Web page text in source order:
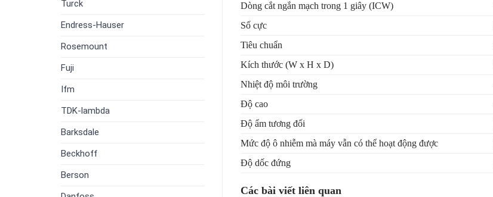
Turck
Endress-Hauser
Rosemount
Fuji
Ifm
TDK-lambda
Barksdale
Beckhoff
Berson
Dòng cắt ngắn mạch trong 1 giây (ICW)
Số cực
Tiêu chuẩn
Kích thước (W x H x D)
Nhiệt độ môi trường
Độ cao
Độ ẩm tương đối
Mức độ ô nhiễm mà máy vẫn có thể hoạt động được
Độ dốc đứng
Các bài viết liên quan